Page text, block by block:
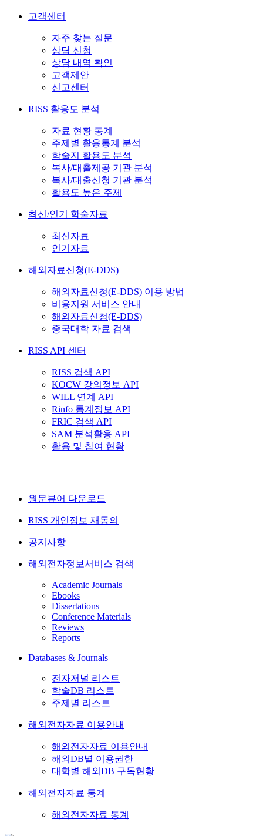
고객센터
자주 찾는 질문
상담 신청
상담 내역 확인
고객제안
신고센터
RISS 활용도 분석
자료 현황 통계
주제별 활용통계 분석
학술지 활용도 분석
복사/대출제공 기관 분석
복사/대출신청 기관 분석
활용도 높은 주제
최신/인기 학술자료
최신자료
인기자료
해외자료신청(E-DDS)
해외자료신청(E-DDS) 이용 방법
비용지원 서비스 안내
해외자료신청(E-DDS)
중국대학 자료 검색
RISS API 센터
RISS 검색 API
KOCW 강의정보 API
WILL 연계 API
Rinfo 통계정보 API
FRIC 검색 API
SAM 분석활용 API
활용 및 참여 현황
원문뷰어 다운로드
RISS 개인정보 재동의
공지사항
해외전자정보서비스 검색
Academic Journals
Ebooks
Dissertations
Conference Materials
Reviews
Reports
Databases & Journals
전자저널 리스트
학술DB 리스트
주제별 리스트
해외전자자료 이용안내
해외전자자료 이용안내
해외DB별 이용권한
대학별 해외DB 구독현황
해외전자자료 통계
해외전자자료 통계